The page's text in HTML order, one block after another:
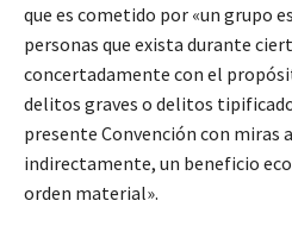
que es cometido por «un grupo
personas que exista durante
concertadamente con el
delitos graves o delitos
presente Convención con miras
indirectamente, un beneficio
orden material».